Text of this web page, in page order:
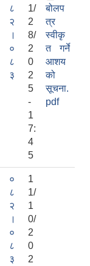
८
२
।
०
८
३
1/
2
8/
2
0
2
5
-
1
7:
4
5
बोलप
त्र
स्वीकृ
त गर्ने
आशय
को
सूचना.
pdf
०
८
२
।
०
८
३
1
1/
1
0/
2
0
2